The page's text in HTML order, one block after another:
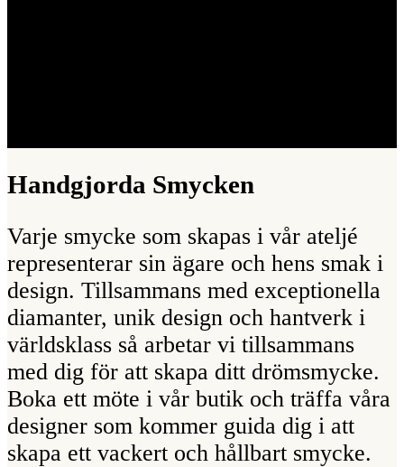
Handgjorda Smycken
Varje smycke som skapas i vår ateljé
representerar sin ägare och hens smak i
design. Tillsammans med exceptionella
diamanter, unik design och hantverk i
världsklass så arbetar vi tillsammans
med dig för att skapa ditt drömsmycke.
Boka ett möte i vår butik och träffa våra
designer som kommer guida dig i att
skapa ett vackert och hållbart smycke.